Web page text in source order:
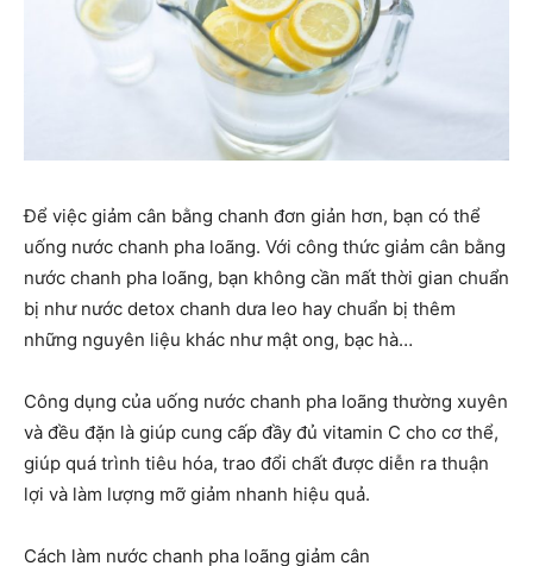
Để việc giảm cân bằng chanh đơn giản hơn, bạn có thể
uống nước chanh pha loãng. Với công thức giảm cân bằng
nước chanh pha loãng, bạn không cần mất thời gian chuẩn
bị như nước detox chanh dưa leo hay chuẩn bị thêm
những nguyên liệu khác như mật ong, bạc hà…
Công dụng của uống nước chanh pha loãng thường xuyên
và đều đặn là giúp cung cấp đầy đủ vitamin C cho cơ thể,
giúp quá trình tiêu hóa, trao đổi chất được diễn ra thuận
lợi và làm lượng mỡ giảm nhanh hiệu quả.
Cách làm nước chanh pha loãng giảm cân